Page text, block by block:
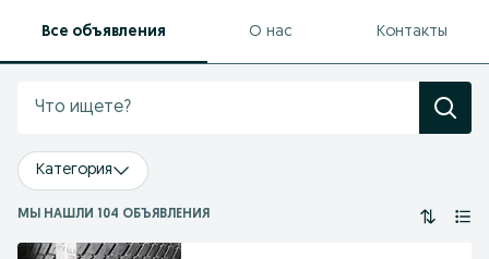
Все объявления О нас Контакты
Категория
МЫ НАШЛИ 104 ОБЪЯВЛЕНИЯ